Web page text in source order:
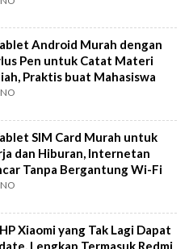
Android Murah dengan
Pen untuk Catat Materi
Praktis buat Mahasiswa
SIM Card Murah untuk
dan Hiburan, Internetan
Tanpa Bergantung Wi-Fi
Xiaomi yang Tak Lagi Dapat
Lengkap Termasuk Redmi